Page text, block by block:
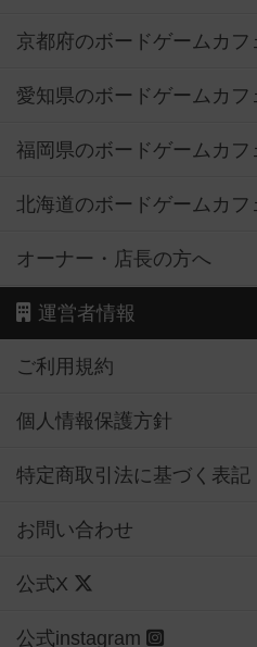
京都府のボードゲームカフ
愛知県のボードゲームカフ
福岡県のボードゲームカフ
北海道のボードゲームカフ
オーナー・店長の方へ
運営者情報
ご利用規約
個人情報保護方針
特定商取引法に基づく表記
お問い合わせ
公式X
公式instagram